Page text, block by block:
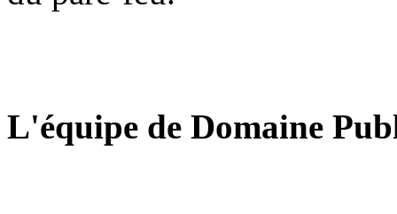
L'équipe de Domaine